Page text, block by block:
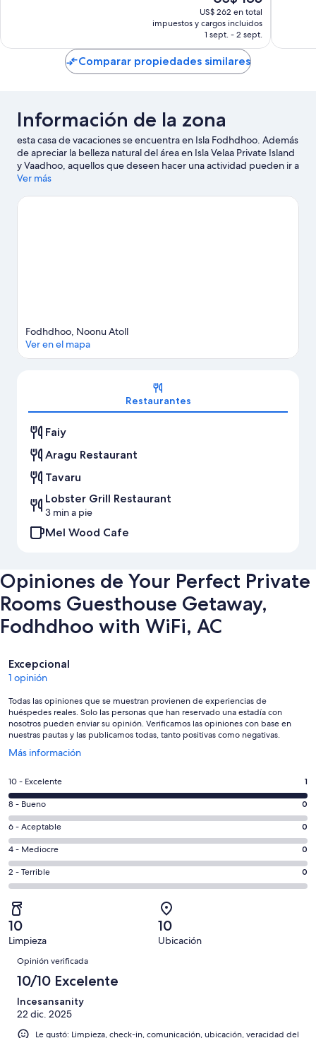
precio
actual
es
de
US$ 185
US$ 262 en total
impuestos y cargos incluidos
1 sept. - 2 sept.
Comparar propiedades similares
Información de la zona
esta casa de vacaciones se encuentra en Isla Fodhdhoo. Además
de apreciar la belleza natural del área en Isla Velaa Private Island
y Vaadhoo, aquellos que deseen hacer una actividad pueden ir a
Muelle de la isla Orimasvaru.
Ver más
Mapa
Fodhdhoo, Noonu Atoll
Ver en el mapa
Restaurantes
Faiy
Aragu Restaurant
Tavaru
Lobster Grill Restaurant
3 min a pie
Mel Wood Cafe
Opiniones de Your Perfect Private
Rooms Guesthouse Getaway,
Fodhdhoo with WiFi, AC
Opiniones
Excepcional
1 opinión
Todas las opiniones que se muestran provienen de experiencias de
huéspedes reales. Solo las personas que han reservado una estadía con
nosotros pueden enviar su opinión. Verificamos las opiniones con base en
nuestras pautas y las publicamos todas, tanto positivas como negativas.
Más información
Se
en
una
nueva
ventana
Evaluación:
10
-
Excelente.
1
de
1
opiniones
10 - Excelente 1
Evaluación:
8
-
Bueno.
0
de
opiniones
8 - Bueno 0
Evaluación:
6
-
Aceptable.
0
de
opiniones
6 - Aceptable 0
Evaluación:
4
-
0
de
1
4 - Mediocre 0
Evaluación:
2
-
Terrible.
0
de
opiniones
2 - Terrible 0
10
Limpieza
10
Ubicación
Opiniones
Opinión verificada
10/10 Excelente
Incesansanity
22 dic. 2025
Le gustó: Limpieza, check-in, comunicación, ubicación, veracidad del